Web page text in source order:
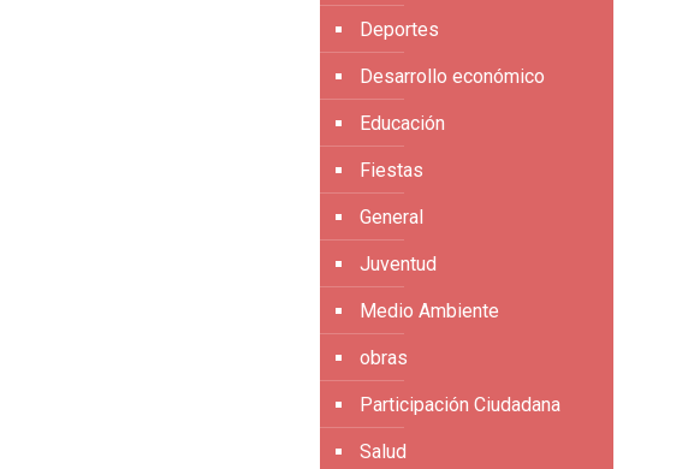
Deportes
Desarrollo económico
Educación
Fiestas
General
Juventud
Medio Ambiente
obras
Participación Ciudadana
Salud